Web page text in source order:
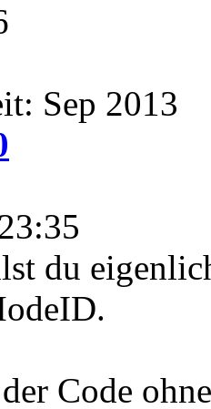
Sep 2013
du
Code